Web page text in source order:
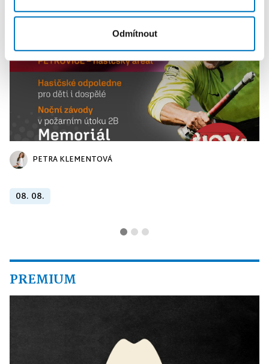
Odmítnout
PETRA KLEMENTOVÁ
08. 08.
PREMIUM